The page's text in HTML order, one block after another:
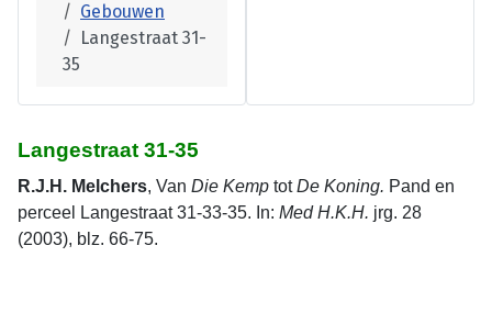
Gebouwen
Langestraat 31-
35
Langestraat 31-35
R.J.H. Melchers, Van Die Kemp totDe Koning. Pand en
perceel Langestraat 31-33-35. In: Med H.K.H. jrg. 28
(2003), blz. 66-75.